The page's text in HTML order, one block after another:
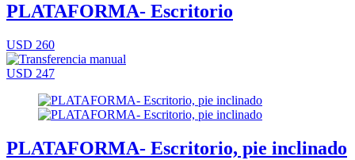
PLATAFORMA- Escritorio
USD 260
USD 247
PLATAFORMA- Escritorio, pie inclinado